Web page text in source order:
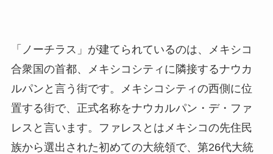
「ノーチラス」が建てられているのは、メキシコ
合衆国の首都、メキシコシティに隣接するナウカ
ルパンと言う街です。メキシコシティの西側に位
置する街で、正式名称をナウカルパン・デ・ファ
レスと言います。ファレスとはメキシコの先住民
族から選出された初めての大統領で、第26代大統